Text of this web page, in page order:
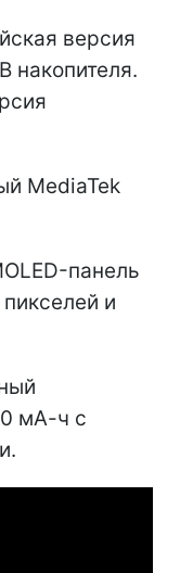
версия
накопителя.
MediaTek
панель
и
мА-ч с